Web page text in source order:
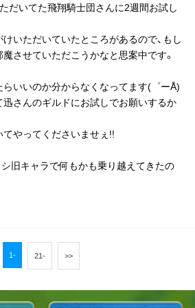
だいてた飛翔騎士団さんに2週間お試し
いただいていたところがあるので、もし
させていただこうかなと思案中です。
らいいのか分からなくなってます(゜ーÅ)
さんのギルドにお試しでお願いするか
やってくださいませぇ!!
旧キャラで何もかも乗り越えてきたの
1- 21- >>